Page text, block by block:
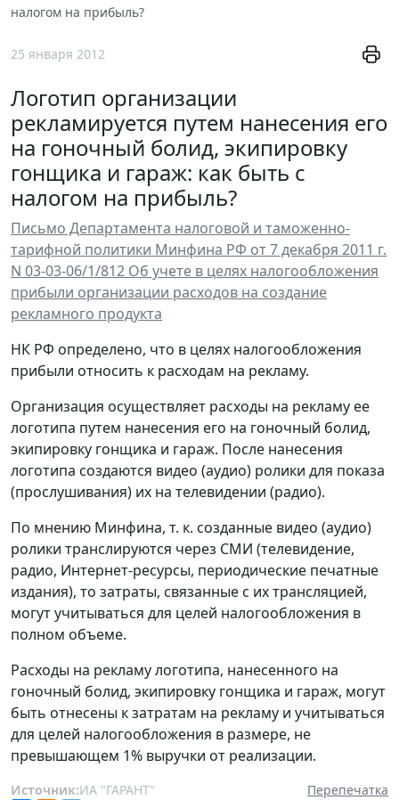
налогом на прибыль?
25 января 2012
Логотип организации
рекламируется путем нанесения его
на гоночный болид, экипировку
гонщика и гараж: как быть с
налогом на прибыль?
Письмо Департамента налоговой и таможенно-
тарифной политики Минфина РФ от 7 декабря 2011 г.
N 03-03-06/1/812 Об учете в целях налогообложения
прибыли организации расходов на создание
рекламного продукта
НК РФ определено, что в целях налогообложения
прибыли относить к расходам на рекламу.
Организация осуществляет расходы на рекламу ее
логотипа путем нанесения его на гоночный болид,
экипировку гонщика и гараж. После нанесения
логотипа создаются видео (аудио) ролики для показа
(прослушивания) их на телевидении (радио).
По мнению Минфина, т. к. созданные видео (аудио)
ролики транслируются через СМИ (телевидение,
радио, Интернет-ресурсы, периодические печатные
издания), то затраты, связанные с их трансляцией,
могут учитываться для целей налогообложения в
полном объеме.
Расходы на рекламу логотипа, нанесенного на
гоночный болид, экипировку гонщика и гараж, могут
быть отнесены к затратам на рекламу и учитываться
для целей налогообложения в размере, не
превышающем 1% выручки от реализации.
Источник:ИА "ГАРАНТ" Перепечатка